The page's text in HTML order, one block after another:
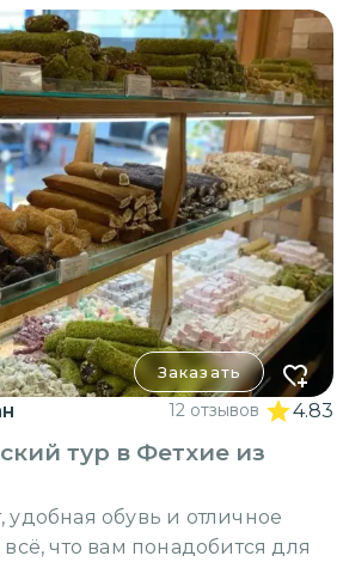
Заказать
12 отзывов 4.83
тур в Фетхие из
обувь и отличное
что вам понадобится для